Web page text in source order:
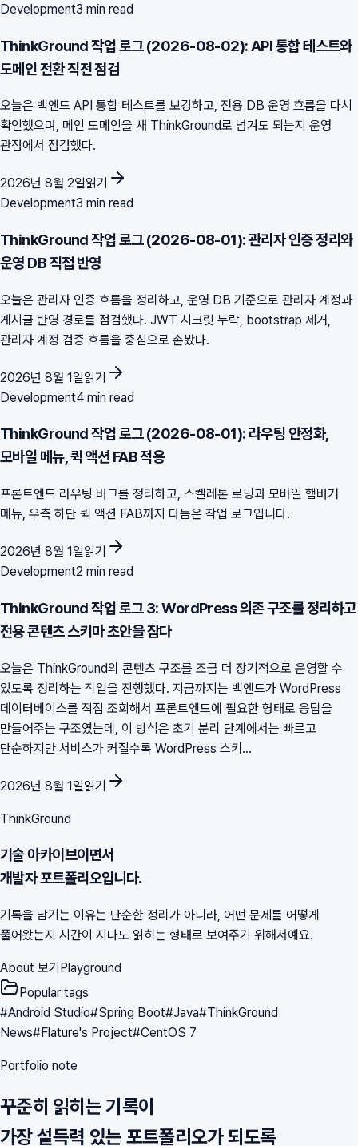
Development3 min read
ThinkGround 작업 로그 (2026-08-02): API 통합 테스트와
도메인 전환 직전 점검
오늘은 백엔드 API 통합 테스트를 보강하고, 전용 DB 운영 흐름을 다시
확인했으며, 메인 도메인을 새 ThinkGround로 넘겨도 되는지 운영
관점에서 점검했다.
2026년 8월 2일읽기
Development3 min read
ThinkGround 작업 로그 (2026-08-01): 관리자 인증 정리와
운영 DB 직접 반영
오늘은 관리자 인증 흐름을 정리하고, 운영 DB 기준으로 관리자 계정과
게시글 반영 경로를 점검했다. JWT 시크릿 누락, bootstrap 제거,
관리자 계정 검증 흐름을 중심으로 손봤다.
2026년 8월 1일읽기
Development4 min read
ThinkGround 작업 로그 (2026-08-01): 라우팅 안정화,
모바일 메뉴, 퀵 액션 FAB 적용
프론트엔드 라우팅 버그를 정리하고, 스켈레톤 로딩과 모바일 햄버거
메뉴, 우측 하단 퀵 액션 FAB까지 다듬은 작업 로그입니다.
2026년 8월 1일읽기
Development2 min read
ThinkGround 작업 로그 3: WordPress 의존 구조를 정리하고
전용 콘텐츠 스키마 초안을 잡다
오늘은 ThinkGround의 콘텐츠 구조를 조금 더 장기적으로 운영할 수
있도록 정리하는 작업을 진행했다. 지금까지는 백엔드가 WordPress
데이터베이스를 직접 조회해서 프론트엔드에 필요한 형태로 응답을
만들어주는 구조였는데, 이 방식은 초기 분리 단계에서는 빠르고
단순하지만 서비스가 커질수록 WordPress 스키...
2026년 8월 1일읽기
ThinkGround
기술 아카이브이면서
개발자 포트폴리오입니다.
기록을 남기는 이유는 단순한 정리가 아니라, 어떤 문제를 어떻게
풀어왔는지 시간이 지나도 읽히는 형태로 보여주기 위해서예요.
About 보기Playground
Popular tags
#Android Studio#Spring Boot#Java#ThinkGround
News#Flature's Project#CentOS 7
Portfolio note
꾸준히 읽히는 기록이
가장 설득력 있는 포트폴리오가 되도록